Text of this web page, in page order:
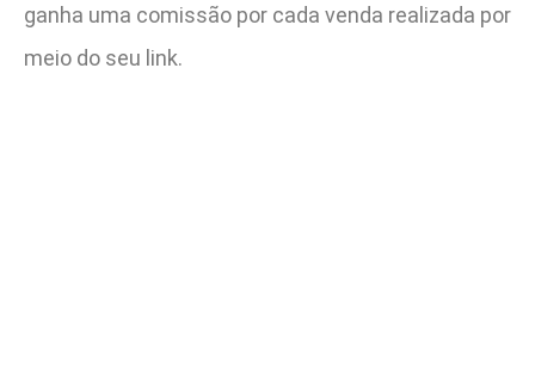
ganha uma comissão por cada venda realizada por
meio do seu link.